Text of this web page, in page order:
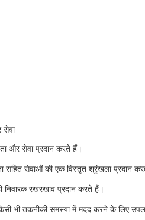
सेवा
और सेवा प्रदान करते हैं।
सेवाओं की एक विस्तृत श्रृंखला प्रदान
निवारक रखरखाव प्रदान करते हैं।
भी तकनीकी समस्या में मदद करने के लिए